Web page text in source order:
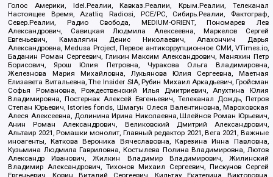
Голос Америки, Idel.Реалии, Кавказ.Реалии, Крым.Реалии, Телеканал
Настоящее Время, Azatliq Radiosi, PCE/PC, Сибирь.Реалии, Фактограф,
Север.Реалии, Радио Свобода, MEDIUM-ORIENT, Пономарев Лев
Александрович, Савицкая Людмила Алексеевна, Маркелов Сергей
Евгеньевич, Камалягин Денис Николаевич, Апахончич Дарья
Александровна, Medusa Project, Первое антикоррупционное СМИ, VTimes.io,
Баданин Роман Сергеевич, Гликин Максим Александрович, Маняхин Петр
Борисович, Ярош Юлия Петровна, Чуракова Ольга Владимировна,
Железнова Мария Михайловна, Лукьянова Юлия Сергеевна, Маетная
Елизавета Витальевна, The Insider SIA, Рубин Михаил Аркадьевич, Гройсман
Софья Романовна, Рождественский Илья Дмитриевич, Апухтина Юлия
Владимировна, Постернак Алексей Евгеньевич, Телеканал Дождь, Петров
Степан Юрьевич, Istories fonds, Шмагун Олеся Валентиновна, Мароховская
Алеся Алексеевна, Долинина Ирина Николаевна, Шлейнов Роман Юрьевич,
Анин Роман Александрович, Великовский Дмитрий Александрович,
Альтаир 2021, Ромашки монолит, Главный редактор 2021, Вега 2021, Важные
иноагенты, Каткова Вероника Вячеславовна, Карезина Инна Павловна,
Кузьмина Людмила Гавриловна, Костылева Полина Владимировна, Лютов
Александр Иванович, Жилкин Владимир Владимирович, Жилинский
Владимир Александрович, Тихонов Михаил Сергеевич, Пискунов Сергей
Евгеньевич, Ковин Виталий Сергеевич, Кильтау Екатерина Викторовна,